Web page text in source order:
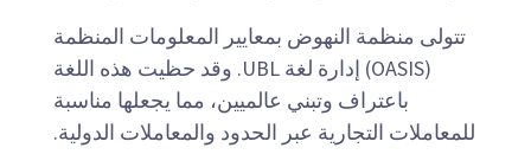
تتولى منظمة النهوض بمعايير المعلومات المنظمة
(OASIS) إدارة لغة UBL. وقد حظيت هذه اللغة
باعتراف وتبني عالميين، مما يجعلها مناسبة
للمعاملات التجارية عبر الحدود والمعاملات الدولية.